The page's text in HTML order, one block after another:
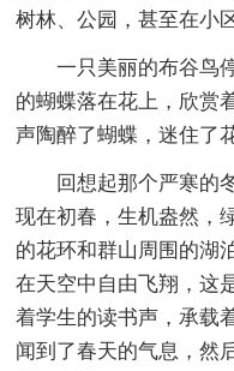
树林、公园，甚至在小
一只美丽的布谷鸟停
的蝴蝶落在花上，欣赏
声陶醉了蝴蝶，迷住了
回想起那个严寒的冬
现在初春，生机盎然，
的花环和群山周围的湖
在天空中自由飞翔，这
着学生的读书声，承载
闻到了春天的气息，然